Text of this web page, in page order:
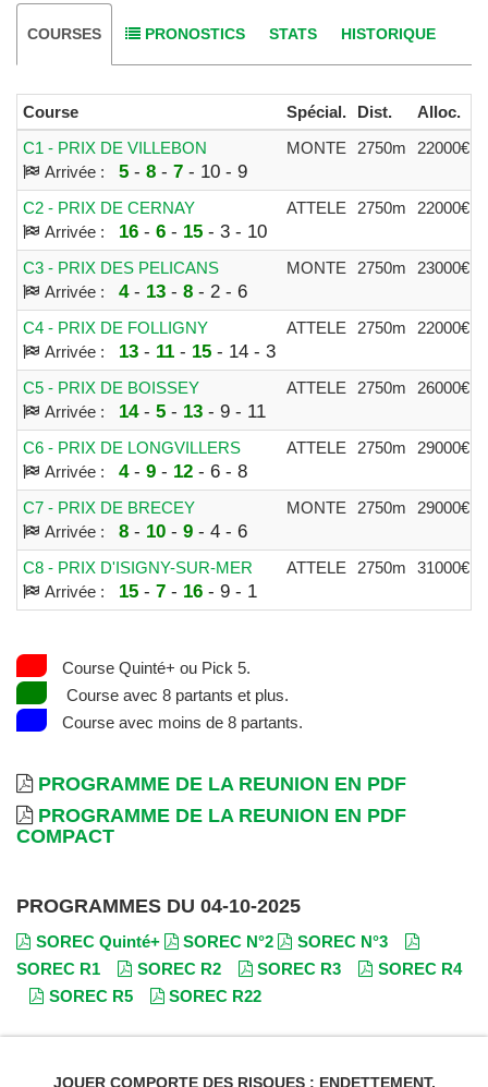
COURSES PRONOSTICS STATS HISTORIQUE
Course Spécial. Dist. Alloc.
C1 - PRIX DE VILLEBON
Arrivée :
5- 8- 7- 10 - 9
MONTE 2750m 22000€
C2 - PRIX DE CERNAY
Arrivée :
16- 6- 15- 3 - 10
ATTELE 2750m 22000€
C3 - PRIX DES PELICANS
Arrivée :
4- 13- 8- 2 - 6
MONTE 2750m 23000€
C4 - PRIX DE FOLLIGNY
Arrivée :
13- 11 - 15- 14 - 3
ATTELE 2750m 22000€
C5 - PRIX DE BOISSEY
Arrivée :
14- 5- 13- 9 - 11
ATTELE 2750m 26000€
C6 - PRIX DE LONGVILLERS
Arrivée :
4- 9- 12- 6 - 8
ATTELE 2750m 29000€
C7 - PRIX DE BRECEY
Arrivée :
8- 10- 9- 4 - 6
MONTE 2750m 29000€
C8 - PRIX D'ISIGNY-SUR-MER
Arrivée :
15- 7- 16- 9 - 1
ATTELE 2750m 31000€
Course Quinté+ ou Pick 5.
Course avec 8 partants et plus.
Course avec moins de 8 partants.
PROGRAMME DE LA REUNION EN PDF
PROGRAMME DE LA REUNION EN PDF
COMPACT
PROGRAMMES DU 04-10-2025
SOREC Quinté+ SOREC N°2
SOREC N°3
SOREC R1
SOREC R2 SOREC R3
SOREC R4
SOREC R5
SOREC R22
JOUER COMPORTE DES RISQUES : ENDETTEMENT,